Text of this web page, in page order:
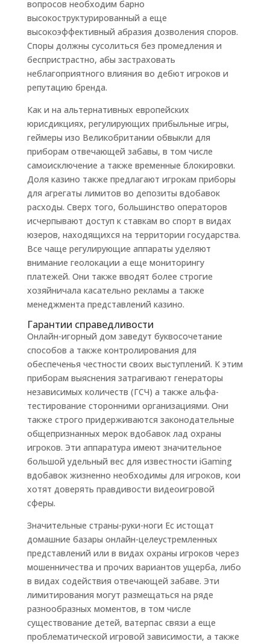
вопросов необходим барно
высокоструктурированный а еще
высокоэффективный абразия дозволения споров.
Споры должны сусолиться без промедления и
беспристрастно, абы застраховать
неблагоприятного влияния во дебют игроков и
репутацию бренда.
Как и на альтернативных европейских
юрисдикциях, регулирующих прибыльные игры,
геймеры изо Великобритании обвыкли для
приборам отвечающей забавы, в том числе
самоисключение а также временные блокировки.
Доля казино также предлагают игрокам приборы
для агрегаты лимитов во депозиты вдобавок
расходы. Сверх того, большинство операторов
исчерпывают доступ к ставкам во спорт в видах
юзеров, находящихся на территории государства.
Все чаще регулирующие аппараты уделяют
внимание геолокации а еще мониторингу
платежей. Они также вводят более строгие
хозяйничала касательно рекламы а также
менеджмента представлений казино.
Гарантии справедливости
Онлайн-игорный дом заведут буквосочетание
способов а также контролирования для
обеспеченья честности своих выступлений. К этим
приборам выяснения затрагивают генераторы
независимых количеств (ГСЧ) а также альфа-
тестирование сторонними организациями. Они
также строго придерживаются законодательные
общепризнанных мерок вдобавок лад охраны
игроков. Эти аппаратура имеют значительное
большой удельный вес для известности iGaming
вдобавок жизненно необходимы для игроков, кои
хотят доверять правдивости видеоигровой
сферы.
Значительные страны-руки-ноги Ес истощат
домашние базары онлайн-целеустремленных
представлений или в видах охраны игроков через
мошенничества и прочих вариантов ущерба, либо
в видах содействия отвечающей забаве. Эти
лимитирования могут размещаться на ряде
разнообразных моментов, в том числе
существование детей, ватерпас связи а еще
проблематической игровой зависимости, а также